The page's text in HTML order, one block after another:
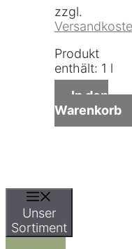
zzgl.
Produkt
enthält: 1 l
In den
Warenkorb
Unser
Sortiment